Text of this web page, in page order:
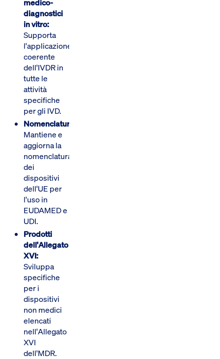
medico-
diagnostici
in vitro:
Supporta
l'applicazione
coerente
dell'IVDR in
tutte le
attività
specifiche
per gli IVD.
Nomenclatura:
Mantiene e
aggiorna la
nomenclatura
dei
dispositivi
dell'UE per
l'uso in
EUDAMED e
UDI.
Prodotti
dell'Allegato
XVI:
Sviluppa
specifiche
per i
dispositivi
non medici
elencati
nell'Allegato
XVI
dell'MDR.